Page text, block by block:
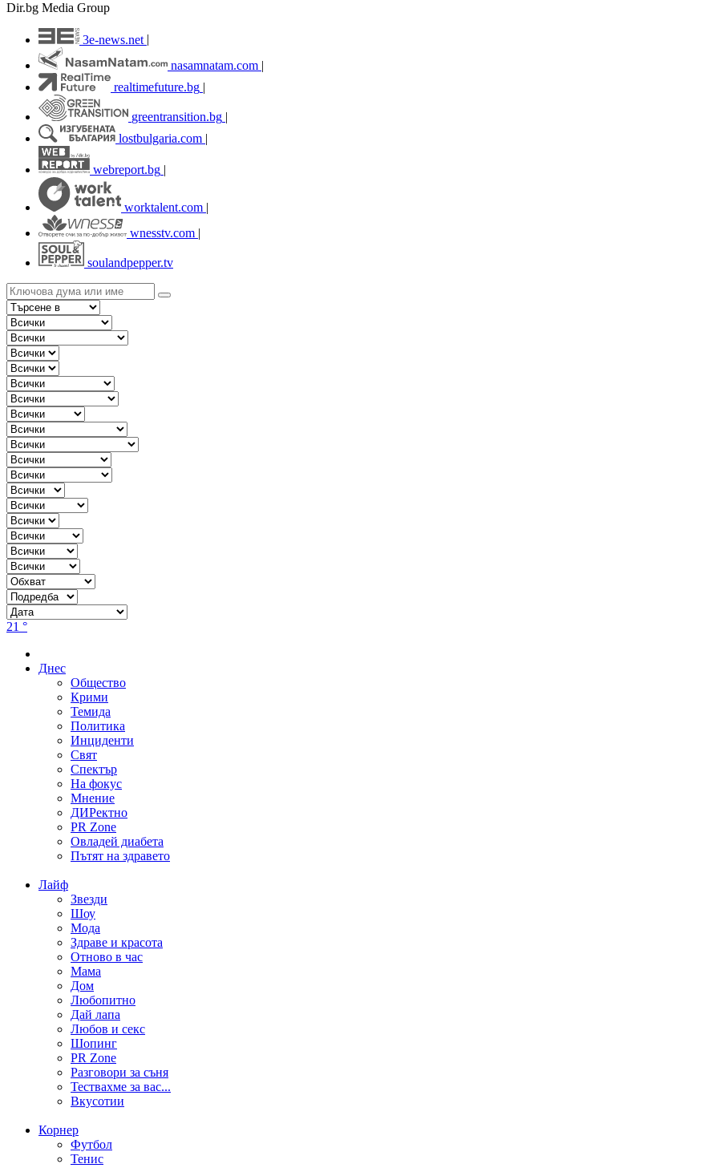
Dir.bg Media Group
3e-news.net
nasamnatam.com |
realtimefuture.bg |
greentransition.bg |
lostbulgaria.com |
webreport.bg |
worktalent.com |
wnesstv.com |
soulandpepper.tv
21 °
Днес
Общество
Крими
Темида
Политика
Инциденти
Свят
Спектър
На фокус
Мнение
ДИРектно
PR Zone
Овладей диабета
Пътят на здравето
Лайф
Звезди
Шоу
Мода
Здраве и красота
Отново в час
Мама
Дом
Любопитно
Дай лапа
Любов и секс
Шопинг
PR Zone
Разговори за съня
Тествахме за вас...
Вкусотии
Корнер
Футбол
Тенис